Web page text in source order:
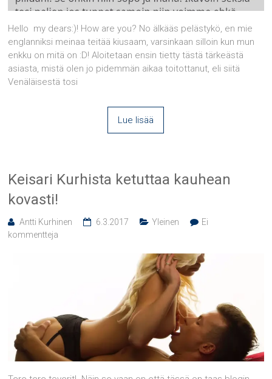
Hello my dears:)! How are you? No älkääs pelästykö, en mie
englanniksi meinaa teitää kiusaam, varsinkaan silloin kun mun
enkku on mitä on :D! Aloitetaan ensin tietty tästä tärkeästä
asiasta, mistä olen jo pidemmän aikaa toitottanut, eli siitä
Venäläisestä tosi
Lue lisää
Keisari Kurhista ketuttaa kauhean
kovasti!
Antti Kurhinen 6.3.2017 Yleinen
Ei
kommentteja